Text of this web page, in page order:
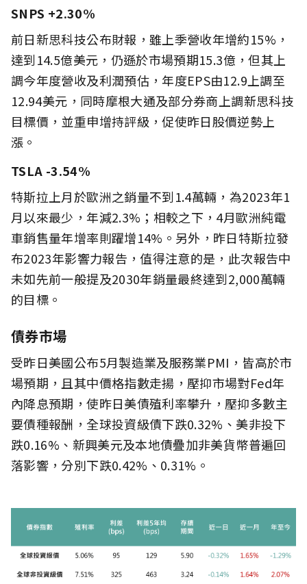
SNPS +2.30%
前日新思科技公布財報，雖上季營收年增約15%，
達到14.5億美元，仍遜於市場預期15.3億，但其上
調今年度營收及利潤預估，年度EPS由12.9上調至
12.94美元，同時摩根大通及部分券商上調新思科技
目標價，並重申增持評級，促使昨日股價逆勢上
漲。
TSLA -3.54%
特斯拉上月於歐洲之銷量不到1.4萬輛，為2023年1
月以來最少，年減2.3%；相較之下，4月歐洲純電
車銷售量年增率則躍增14%。另外，昨日特斯拉發
布2023年影響力報告，值得注意的是，此次報告中
未如先前一般提及2030年銷量最終達到2,000萬輛
的目標。
債券市場
受昨日美國公布5月製造業及服務業PMI，皆高於市
場預期，且其中價格指數走揚，壓抑市場對Fed年
內降息預期，使昨日美債殖利率攀升，壓抑多數主
要債種報酬，全球投資級債下跌0.32%、美非投下
跌0.16%、新興美元及本地債疊加非美貨幣普遍回
落影響，分別下跌0.42%、0.31%。